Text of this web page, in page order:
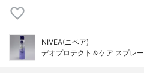
NIVEA(ニベア)
デオプロテクト＆ケア スプレー